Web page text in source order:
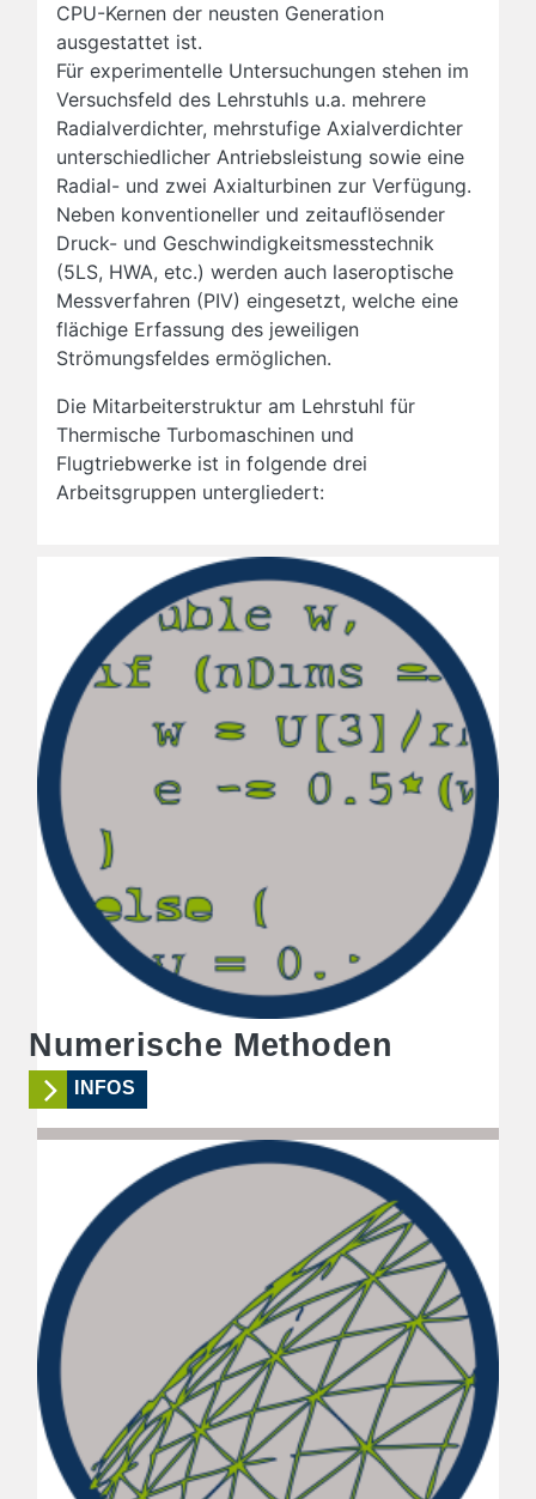
CPU-Kernen der neusten Generation
ausgestattet ist.
Für experimentelle Untersuchungen stehen im
Versuchsfeld des Lehrstuhls u.a. mehrere
Radialverdichter, mehrstufige Axialverdichter
unterschiedlicher Antriebsleistung sowie eine
Radial- und zwei Axialturbinen zur Verfügung.
Neben konventioneller und zeitauflösender
Druck- und Geschwindigkeitsmesstechnik
(5LS, HWA, etc.) werden auch laseroptische
Messverfahren (PIV) eingesetzt, welche eine
flächige Erfassung des jeweiligen
Strömungsfeldes ermöglichen.
Die Mitarbeiterstruktur am Lehrstuhl für
Thermische Turbomaschinen und
Flugtriebwerke ist in folgende drei
Arbeitsgruppen untergliedert:
Numerische Methoden
INFOS